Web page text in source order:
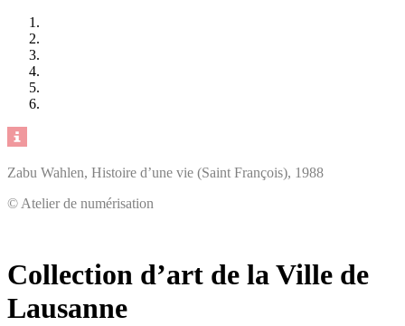
Zabu Wahlen, Histoire d’une vie (Saint François), 1988
© Atelier de numérisation
Collection d’art de la Ville de
Lausanne